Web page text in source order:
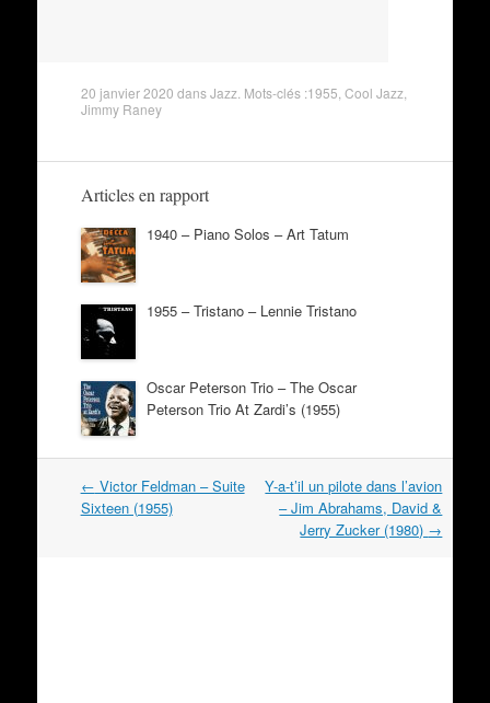
20 janvier 2020 dansJazz. Mots-clés :1955 Cool Jazz,
Jimmy Raney
Articles en rapport
1940 – Piano Solos – Art Tatum
1955 – Tristano – Lennie Tristano
Oscar Peterson Trio – The Oscar
Peterson Trio At Zardi’s (1955)
Navigation
dans
← Victor Feldman – Suite
Sixteen (1955)
Y-a-t’il un pilote dans l’avion
– Jim Abrahams, David &
Jerry Zucker (1980) →